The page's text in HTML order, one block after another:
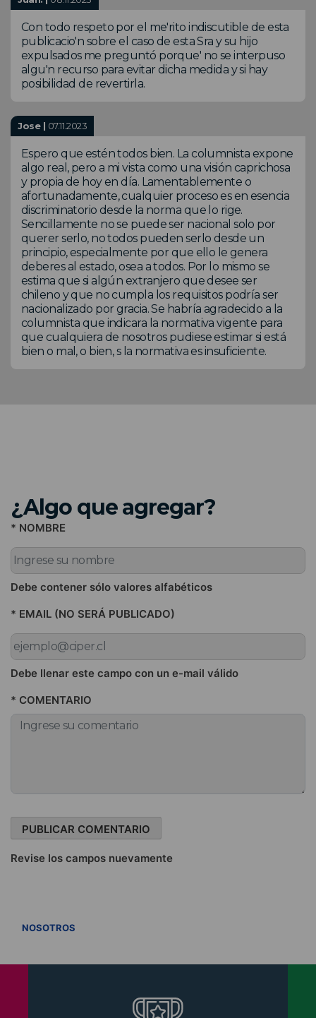
Con todo respeto por el me'rito indiscutible de esta
publicacio'n sobre el caso de esta Sra y su hijo
expulsados me preguntó porque' no se interpuso
algu'n recurso para evitar dicha medida y si hay
posibilidad de revertirla.
Jose | 07.11.2023
Espero que estén todos bien. La columnista expone
algo real, pero a mi vista como una visión caprichosa
y propia de hoy en día. Lamentablemente o
afortunadamente, cualquier proceso es en esencia
discriminatorio desde la norma que lo rige.
Sencillamente no se puede ser nacional solo por
querer serlo, no todos pueden serlo desde un
principio, especialmente por que ello le genera
deberes al estado, osea a todos. Por lo mismo se
estima que si algún extranjero que desee ser
chileno y que no cumpla los requisitos podría ser
nacionalizado por gracia. Se habría agradecido a la
columnista que indicara la normativa vigente para
que cualquiera de nosotros pudiese estimar si está
bien o mal, o bien, s la normativa es insuficiente.
¿Algo que agregar?
* NOMBRE
Debe contener sólo valores alfabéticos
* EMAIL (NO SERÁ PUBLICADO)
Debe llenar este campo con un e-mail válido
* COMENTARIO
Revise los campos nuevamente
NOSOTROS